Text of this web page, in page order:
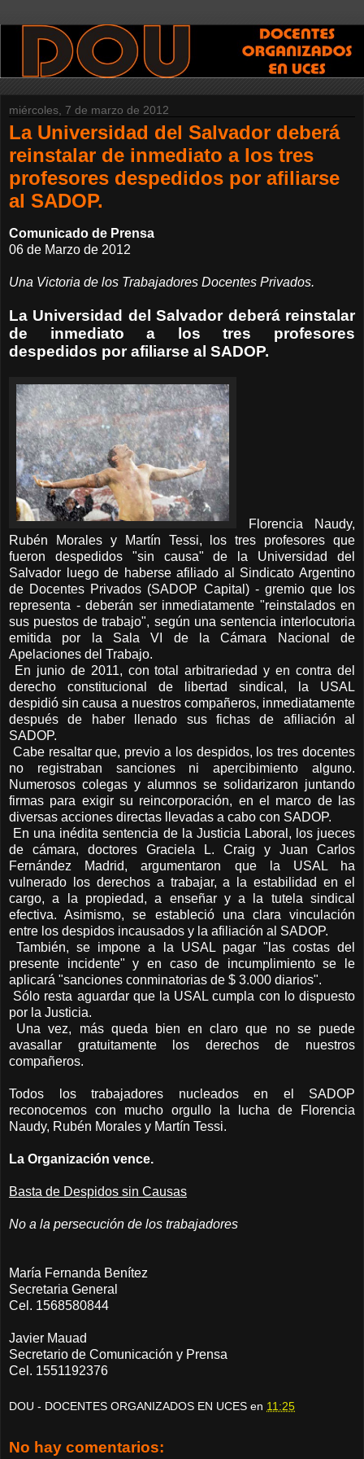
miércoles, 7 de marzo de 2012
La Universidad del Salvador deberá
reinstalar de inmediato a los tres
profesores despedidos por afiliarse
al SADOP.
Comunicado de Prensa
06 de Marzo de 2012
Una Victoria de los Trabajadores Docentes Privados.
La Universidad del Salvador deberá reinstalar
de inmediato a los tres profesores
despedidos por afiliarse al SADOP.
Florencia Naudy,
Rubén Morales y Martín Tessi, los tres profesores que
fueron despedidos "sin causa" de la Universidad del
Salvador luego de haberse afiliado al Sindicato Argentino
de Docentes Privados (SADOP Capital) - gremio que los
representa - deberán ser inmediatamente "reinstalados en
sus puestos de trabajo", según una sentencia interlocutoria
emitida por la Sala VI de la Cámara Nacional de
Apelaciones del Trabajo.
En junio de 2011, con total arbitrariedad y en contra del
derecho constitucional de libertad sindical, la USAL
despidió sin causa a nuestros compañeros, inmediatamente
después de haber llenado sus fichas de afiliación al
SADOP.
Cabe resaltar que, previo a los despidos, los tres docentes
no registraban sanciones ni apercibimiento alguno.
Numerosos colegas y alumnos se solidarizaron juntando
firmas para exigir su reincorporación, en el marco de las
diversas acciones directas llevadas a cabo con SADOP.
En una inédita sentencia de la Justicia Laboral, los jueces
de cámara, doctores Graciela L. Craig y Juan Carlos
Fernández Madrid, argumentaron que la USAL ha
vulnerado los derechos a trabajar, a la estabilidad en el
cargo, a la propiedad, a enseñar y a la tutela sindical
efectiva. Asimismo, se estableció una clara vinculación
entre los despidos incausados y la afiliación al SADOP.
También, se impone a la USAL pagar "las costas del
presente incidente" y en caso de incumplimiento se le
aplicará "sanciones conminatorias de $ 3.000 diarios".
Sólo resta aguardar que la USAL cumpla con lo dispuesto
por la Justicia.
Una vez, más queda bien en claro que no se puede
avasallar gratuitamente los derechos de nuestros
compañeros.
Todos los trabajadores nucleados en el SADOP
reconocemos con mucho orgullo la lucha de Florencia
Naudy, Rubén Morales y Martín Tessi.
La Organización vence.
Basta de Despidos sin Causas
No a la persecución de los trabajadores
María Fernanda Benítez
Secretaria General
Cel. 1568580844
Javier Mauad
Secretario de Comunicación y Prensa
Cel. 1551192376
DOU - DOCENTES ORGANIZADOS EN UCES en 11:25
No hay comentarios: